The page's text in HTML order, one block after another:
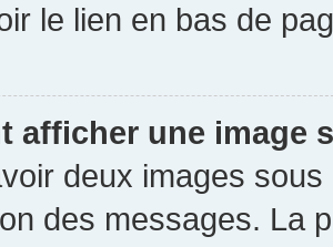
le lien en bas de
afficher une image
deux images
des messages. La